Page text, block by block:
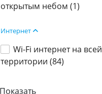
открытым небом (1)
Интернет
Wi-Fi интернет на всей
территории (84)